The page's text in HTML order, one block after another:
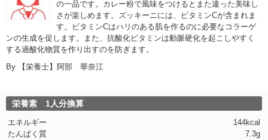
の一品です。カレー粉で風味をつけるとまた違った美味し
さが楽しめます。ズッキーニには、ビタミンCが含まれま
す。ビタミンCはハリのある肌を作るのに必要なコラーゲ
ンの生成を促します。また、抗酸化ビタミンは動脈硬化を起こしやすく
する過酸化物質を作り出すのを防ぎます。
By
【栄養士】阿部 華奈江
栄養素 1人分換算
エネルギー
144kcal
たんぱく質
7.3g